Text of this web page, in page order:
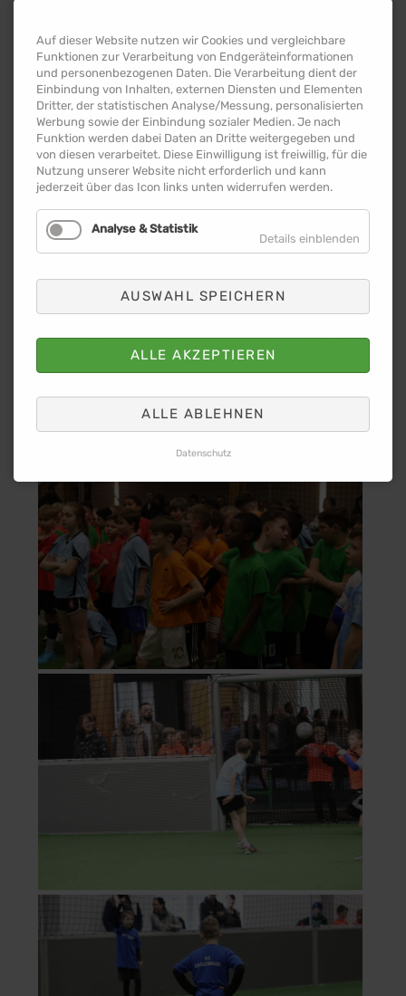
Auf dieser Website nutzen wir Cookies und vergleichbare
Funktionen zur Verarbeitung von Endgeräteinformationen
und personenbezogenen Daten. Die Verarbeitung dient der
Einbindung von Inhalten, externen Diensten und Elementen
Dritter, der statistischen Analyse/Messung, personalisierten
Werbung sowie der Einbindung sozialer Medien. Je nach
Funktion werden dabei Daten an Dritte weitergegeben und
von diesen verarbeitet. Diese Einwilligung ist freiwillig, für die
Nutzung unserer Website nicht erforderlich und kann
jederzeit über das Icon links unten widerrufen werden.
Analyse & Statistik
Details einblenden
AUSWAHL SPEICHERN
ALLE AKZEPTIEREN
ALLE ABLEHNEN
Datenschutz